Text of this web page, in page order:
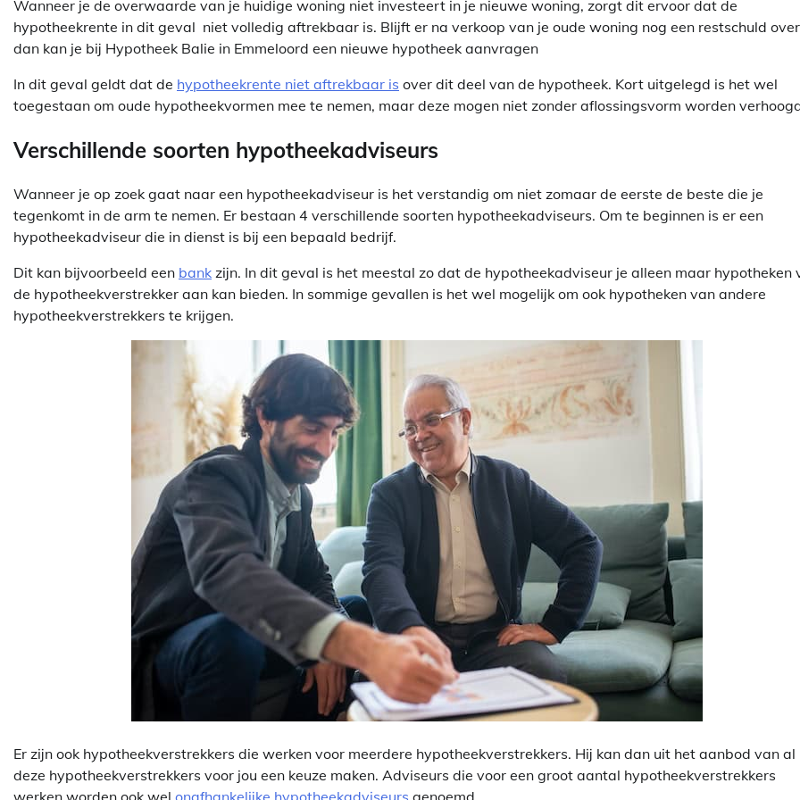
Wanneer je de overwaarde van je huidige woning niet investeert in je nieuwe woning, zorgt dit ervoor dat de
hypotheekrente in dit geval niet volledig aftrekbaar is. Blijft er na verkoop van je oude woning nog een restschuld
dan kan je bij Hypotheek Balie in Emmeloord een nieuwe hypotheek aanvragen
In dit geval geldt dat de hypotheekrente niet aftrekbaar is over dit deel van de hypotheek. Kort uitgelegd is het wel
toegestaan om oude hypotheekvormen mee te nemen, maar deze mogen niet zonder aflossingsvorm worden
Verschillende soorten hypotheekadviseurs
Wanneer je op zoek gaat naar een hypotheekadviseur is het verstandig om niet zomaar de eerste de beste die je
tegenkomt in de arm te nemen. Er bestaan 4 verschillende soorten hypotheekadviseurs. Om te beginnen is er een
hypotheekadviseur die in dienst is bij een bepaald bedrijf.
Dit kan bijvoorbeeld een bank zijn. In dit geval is het meestal zo dat de hypotheekadviseur je alleen maar hypotheken
de hypotheekverstrekker aan kan bieden. In sommige gevallen is het wel mogelijk om ook hypotheken van andere
hypotheekverstrekkers te krijgen.
Er zijn ook hypotheekverstrekkers die werken voor meerdere hypotheekverstrekkers. Hij kan dan uit het aanbod van al
deze hypotheekverstrekkers voor jou een keuze maken. Adviseurs die voor een groot aantal hypotheekverstrekkers